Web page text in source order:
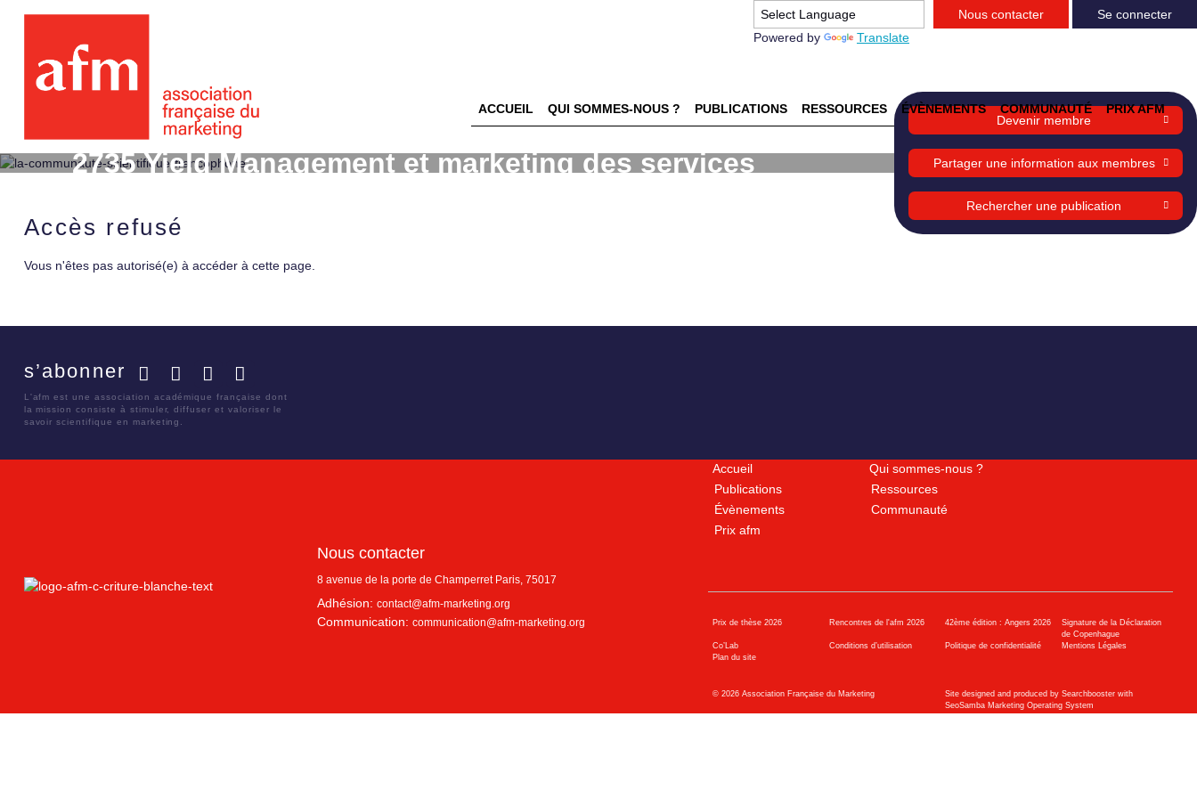
Powered by Translate
Nous contacter Se connecter
ACCUEIL QUI SOMMES-NOUS ? PUBLICATIONS RESSOURCES ÉVÈNEMENTS COMMUNAUTÉ PRIX AFM
2735 Yield Management et marketing des services
Devenir membre
Partager une information aux membres
Rechercher une publication
Accès refusé
Vous n'êtes pas autorisé(e) à accéder à cette page.
s’abonner
L'afm est une association académique française dont
la mission consiste à stimuler, diffuser et valoriser le
savoir scientifique en marketing.
Nous contacter
8 avenue de la porte de Champerret Paris, 75017
Adhésion: contact@afm-marketing.org
Communication: communication@afm-marketing.org
Accueil
Qui sommes-nous ?
Publications
Ressources
Évènements
Communauté
Prix afm
Prix de thèse 2026 Rencontres de l'afm 2026 42ème édition : Angers 2026
Signature de la Déclaration
de Copenhague
Co’Lab
Conditions d’utilisation Politique de confidentialité
Mentions Légales
Plan du site
© 2026Association Française du Marketing
Site designed and produced by Searchbooster with
SeoSamba Marketing Operating System